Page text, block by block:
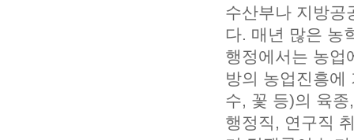
수산부나 지방공
다. 매년 많은 농
행정에서는 농업
방의 농업진흥에
수, 꽃 등)의 육
행정직, 연구직